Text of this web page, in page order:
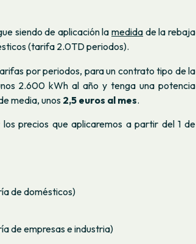
siendo de aplicación lamedida de la rebaja
(tarifa 2.0TD periodos).
por periodos, para un contrato tipo de la
2.600 kWh al año y tenga una potencia
media, unos2,5 euros al mes.
precios que aplicaremos a partir del 1 de
de domésticos)
de empresas e industria)